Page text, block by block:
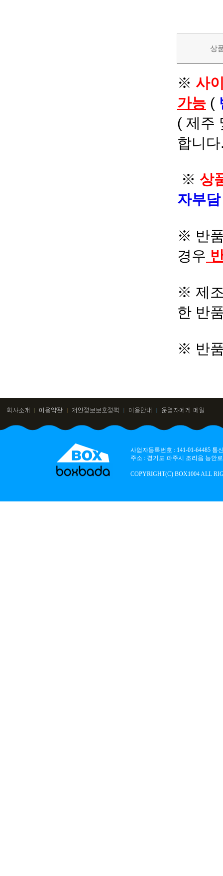
상
※ 사
가능 (
( 제주
합니
※ 상
자부
※ 반
경우
※ 제
한 반
※ 반
사업자등록번호 : 141-01-64485
주소 : 경기도 파주시 조리읍 능안
COPYRIGHT(C) BOX1004 ALL